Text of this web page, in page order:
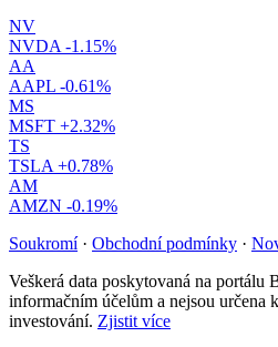
NV
NVDA -1.15%
AA
AAPL -0.61%
MS
MSFT +2.32%
TS
TSLA +0.78%
AM
AMZN -0.19%
Soukromí · Obchodní podmínky ·
Veškerá data poskytovaná na portálu
informačním účelům a nejsou určena
investování. Zjistit více